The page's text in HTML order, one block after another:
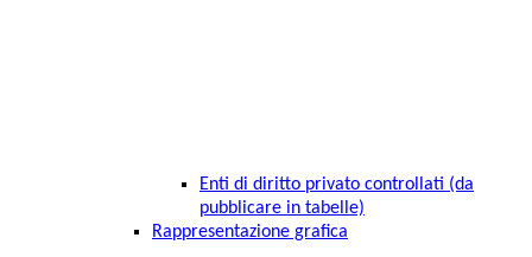
Enti di diritto privato controllati (da
pubblicare in tabelle)
Rappresentazione grafica